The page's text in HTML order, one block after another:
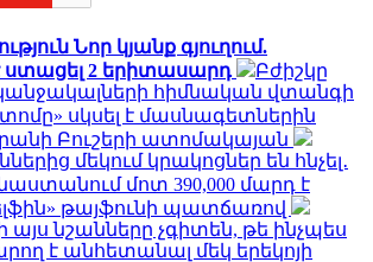
Նոր կյանք գյուղում.
ստացել 2 երիտասարդ
Բժիշկը
հիմնական վտանգի
սկսել է մասնագետներին
Բուշերի ատոմակայան
մեկում կրակոցներ են հնչել․
մոտ 390,000 մարդ է
թայֆունի պատճառով
նշանները չգիտեն, թե ինչպես
է անհետանալ մեկ երեկոյի